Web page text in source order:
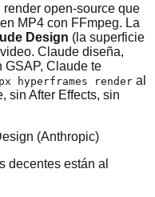
open-source que
MP4 con FFmpeg. La
Design (la superficie
Claude diseña,
GSAP, Claude te
hyperframes render al
sin After Effects, sin
(Anthropic)
decentes están al